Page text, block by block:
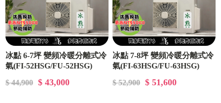
冰點 6-7坪 變頻冷暖分離式冷
氣(FI-52HSG/FU-52HSG)
$ 44,900
$ 43,000
冰點 7-8坪 變頻冷暖分離式冷
氣(FI-63HSG/FU-63HSG)
$ 52,900
$ 51,600